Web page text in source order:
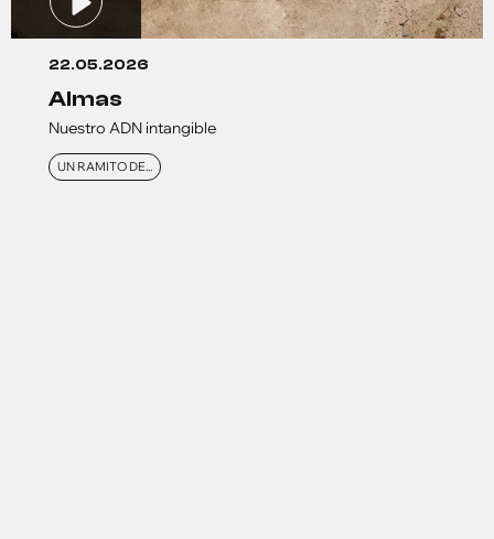
22.05.2026
almas
Nuestro ADN intangible
UN RAMITO DE...